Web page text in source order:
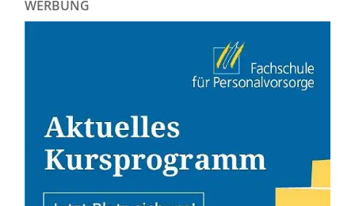
WERBUNG